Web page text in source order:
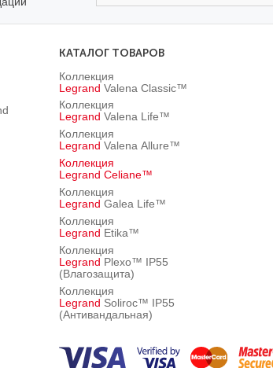
КАТАЛОГ ТОВАРОВ
Коллекция
Legrand Valena Classic™
Коллекция
Legrand Valena Life™
Коллекция
Legrand Valena Allure™
Коллекция
Legrand Celiane™
Коллекция
Legrand Galea Life™
Коллекция
Legrand Etika™
Коллекция
Legrand Plexo™ IP55
(Влагозащита)
Коллекция
Legrand Soliroc™ IP55
(Антивандальная)